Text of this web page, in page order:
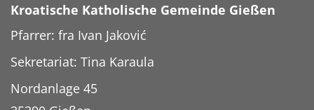
Kroatische Katholische Gemeinde Gießen
Pfarrer: fra Ivan Jaković
Sekretariat: Tina Karaula
Nordanlage 45